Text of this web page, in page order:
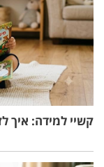
קשיי למידה: איך